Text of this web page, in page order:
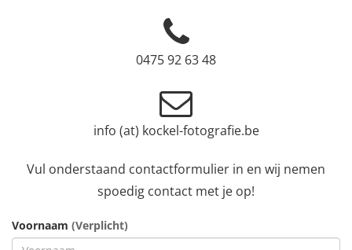
0475 92 63 48
info (at) kockel-fotografie.be
Vul onderstaand contactformulier in en wij nemen
spoedig contact met je op!
Voornaam (Verplicht)